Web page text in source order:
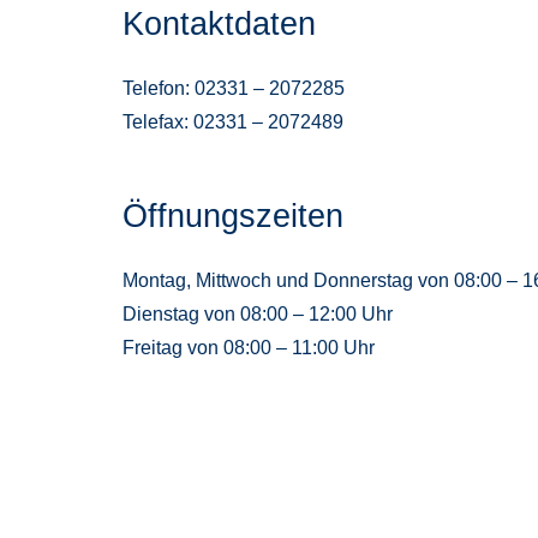
Kontaktdaten
Telefon: 02331 – 2072285
Telefax: 02331 – 2072489
Öffnungszeiten
Montag, Mittwoch und Donnerstag von 08:00 –
Dienstag von 08:00 – 12:00 Uhr
Freitag von 08:00 – 11:00 Uhr